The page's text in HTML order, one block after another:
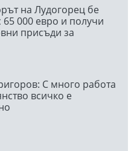
на Лудогорец бе
65 000 евро и получи
присъди за
с "орлите"
С много работа
всичко е